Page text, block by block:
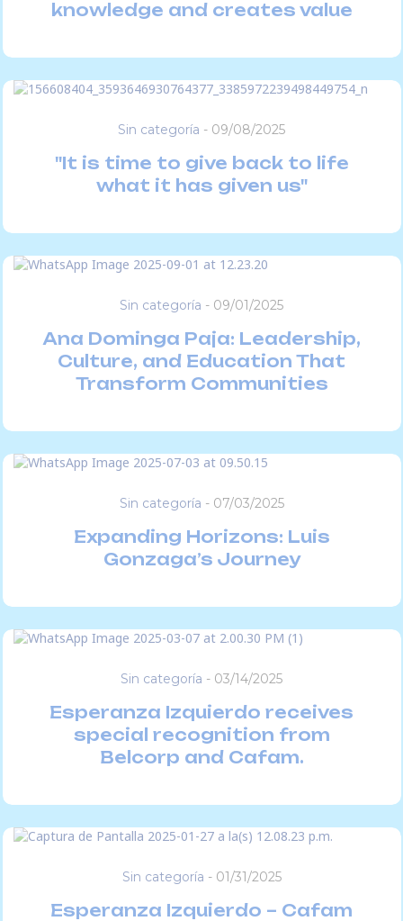
knowledge and creates value
Sin categoría - 09/08/2025
"It is time to give back to life
what it has given us"
Sin categoría - 09/01/2025
Ana Dominga Paja: Leadership,
Culture, and Education That
Transform Communities
Sin categoría - 07/03/2025
Expanding Horizons: Luis
Gonzaga’s Journey
Sin categoría - 03/14/2025
Esperanza Izquierdo receives
special recognition from
Belcorp and Cafam.
Sin categoría - 01/31/2025
Esperanza Izquierdo – Cafam